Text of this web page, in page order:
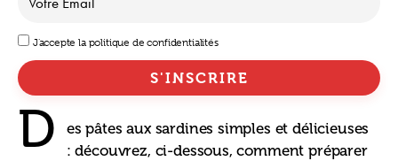
J'accepte la politique de confidentialités
D
es pâtes aux sardines simples et délicieuses
: découvrez, ci-dessous, comment préparer